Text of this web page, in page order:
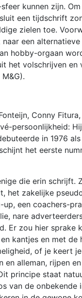
kunnen zijn.
een tijdschrift
zielen toe.
een
hobby-orgaan
volschrijven
Conny
persoonlijkheid:
in 1976
het eerste
die erin
zakelijke
een coachers-
nare
zou hier sprake
kantjes en met
of je keert
alleman, rijpen
principe staat
de